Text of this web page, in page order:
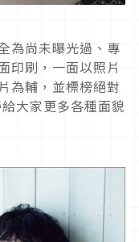
為尚未曝光過、專
印刷，一面以照片
為輔，並標榜絕對
大家更多各種面貌